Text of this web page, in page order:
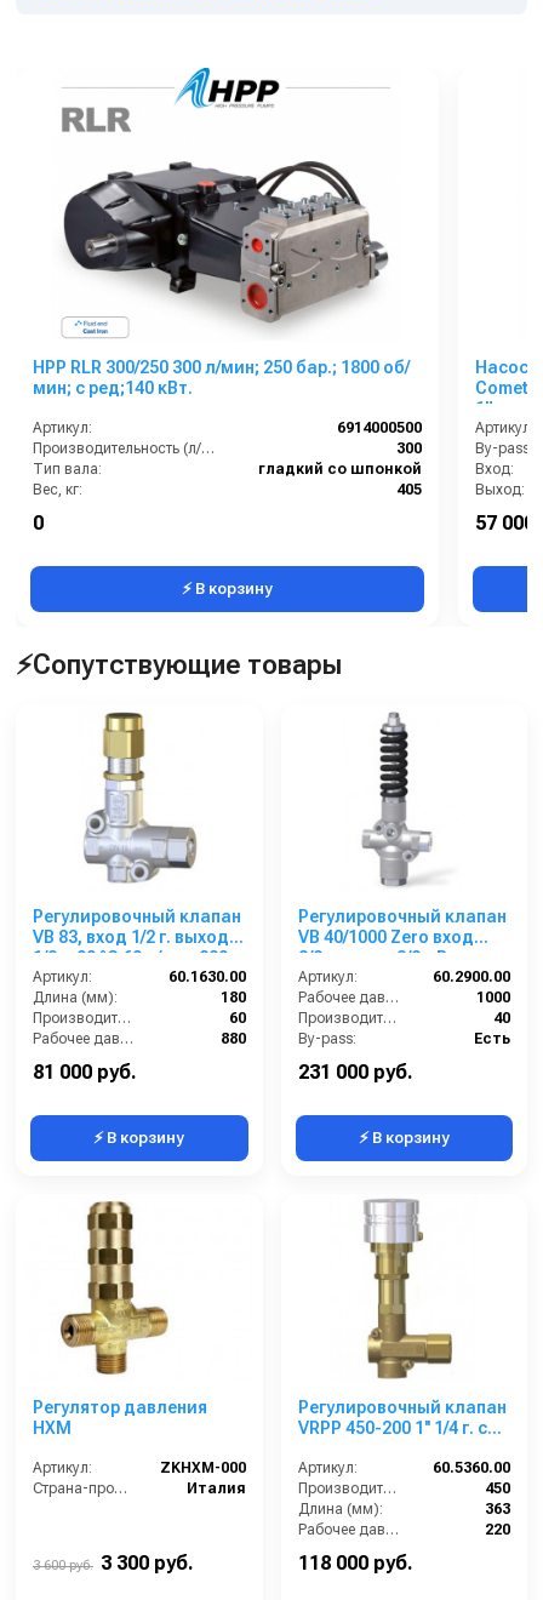
HPP RLR 300/250 300 л/мин; 250 бар.; 1800 об/
мин; с ред;140 кВт.
Артикул:
6914000500
Производительность (л/мин):
300
Тип вала:
гладкий со шпонкой
Вес, кг:
405
Давление (бар):
0
⚡ В корзину
Насос
Comet
1”п.в.
Артикул:
By-pass:
Вход:
Выход:
57 000
⚡Сопутствующие товары
Регулировочный клапан
VB 83, вход 1/2 г. выход
1/2 г. 90 °C 60 л/мин 880
бар нерж.
Артикул:
60.1630.00
Длина (мм):
180
Производительность (л/мин):
60
Рабочее давление (бар):
880
81 000 руб.
⚡ В корзину
Регулировочный клапан
VB 40/1000 Zero вход
3/8г, выход 3/8г; Bypass
3/8г 40 л/мин 1100 бар
нерж.
Артикул:
60.2900.00
Рабочее давление (бар):
1000
Производительность (л/мин):
40
By-pass:
Есть
231 000 руб.
⚡ В корзину
Регулятор давления
HXM
Артикул:
ZKHXM-000
Страна-производитель:
Италия
3 600 руб. 3 300 руб.
Регулировочный клапан
VRPP 450-200 1'' 1/4 г. c
управлением 1/4 г. 450 л/
мин 220 бар
Артикул:
60.5360.00
Производительность (л/мин):
450
Длина (мм):
363
Рабочее давление (бар):
220
118 000 руб.